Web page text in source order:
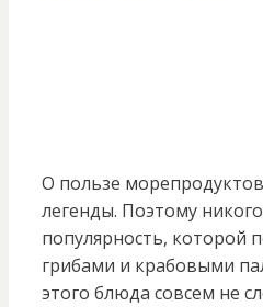
О пользе
легенды. Поэтому
популярность, которой
грибами и крабовыми
этого блюда совсем не